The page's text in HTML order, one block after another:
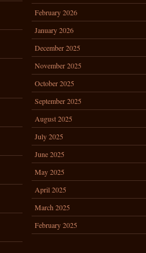
February 2026
January 2026
December 2025
November 2025
October 2025
September 2025
August 2025
July 2025
June 2025
May 2025
April 2025
March 2025
February 2025